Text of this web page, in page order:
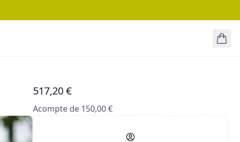
517,20 €
Acompte de 150,00 €